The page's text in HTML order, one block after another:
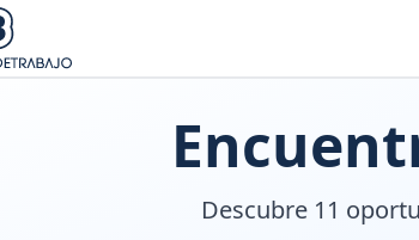
Descubre 11